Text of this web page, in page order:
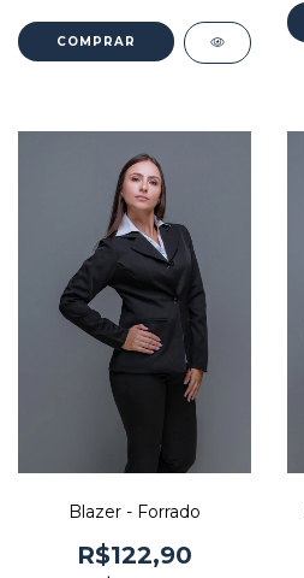
COMPRAR
Blazer - Forrado
R$122,90